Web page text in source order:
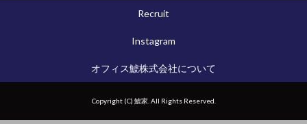
Recruit
Instagram
オフィス鯱株式会社について
Copyright (C) 鯱家. All Rights Reserved.